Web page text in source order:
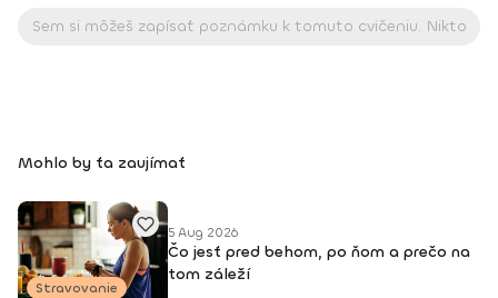
Mohlo by ťa zaujímať
Stravovanie
5 Aug 2026
Čo jesť pred behom, po ňom a prečo na
tom záleží